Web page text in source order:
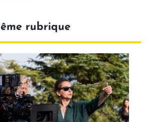
rubrique